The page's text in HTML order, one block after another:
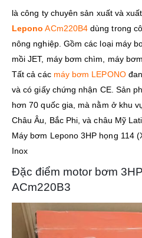
là công ty chuyên sản xuất và
Lepono ACm220B4 dùng trong
nông nghiệp. Gồm các loại máy
mồi JET, máy bơm chìm, máy
Tất cả các máy bơm LEPONO
và có giấy chứng nhận CE. Sản
hơn 70 quốc gia, mà nằm ở khu
Châu Âu, Bắc Phi, và châu Mỹ
Máy bơm Lepono 3HP họng 114
Inox
Đặc điểm motor bơm
ACm220B3